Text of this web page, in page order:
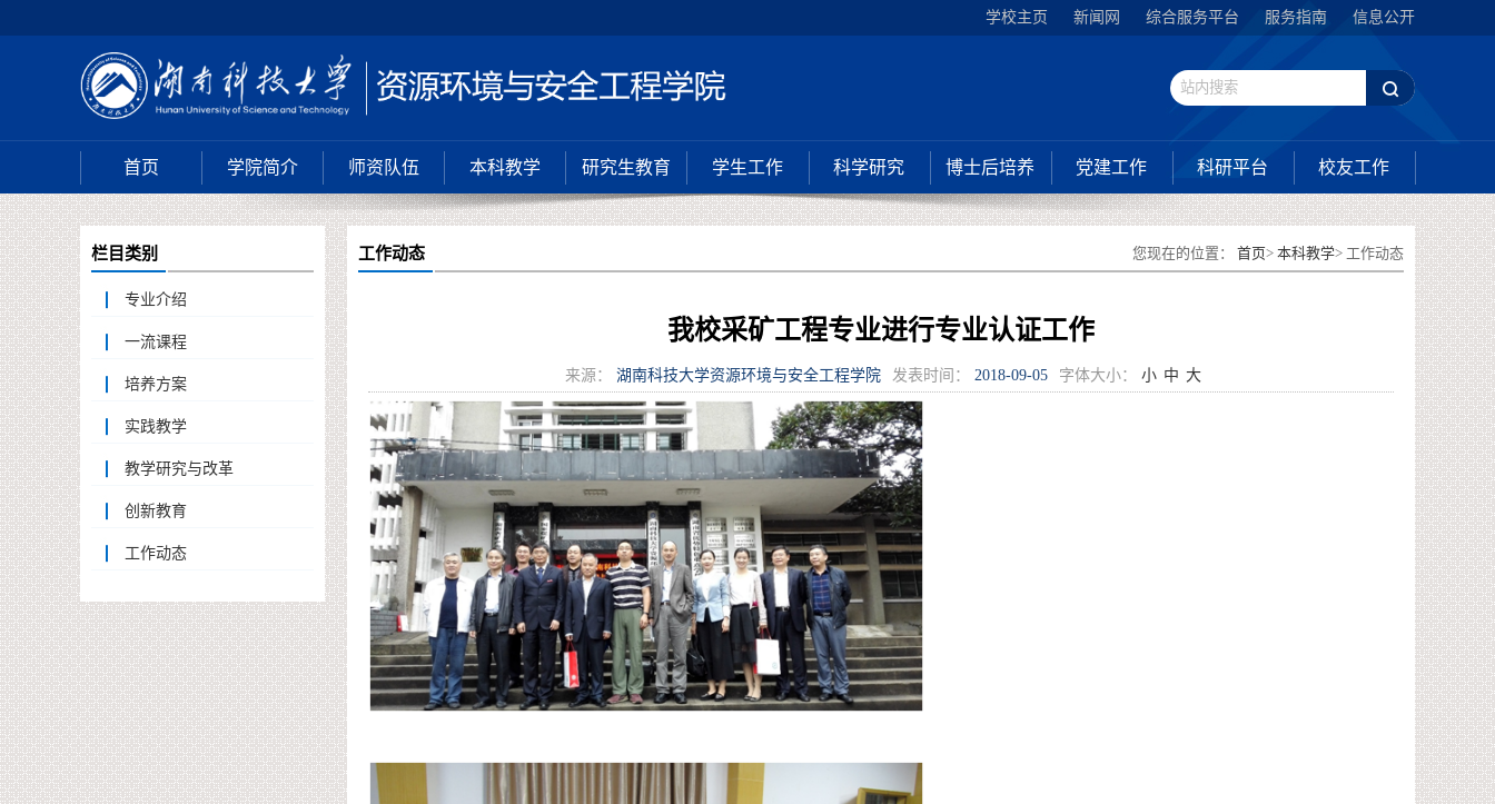
学校主页 新闻网 综合服务平台 服务指南 信息公开
首页 学院简介 师资队伍 本科教学 研究生教育 学生工作 科学研究 博士后培养 党建工作 科研平台 校友工作
栏目类别
专业介绍
一流课程
培养方案
实践教学
教学研究与改革
创新教育
工作动态
工作动态 您现在的位置： 首页> 本科教学> 工作动态
我校采矿工程专业进行专业认证工作
来源： 湖南科技大学资源环境与安全工程学院 发表时间： 2018-09-05 字体大小： 小 中 大